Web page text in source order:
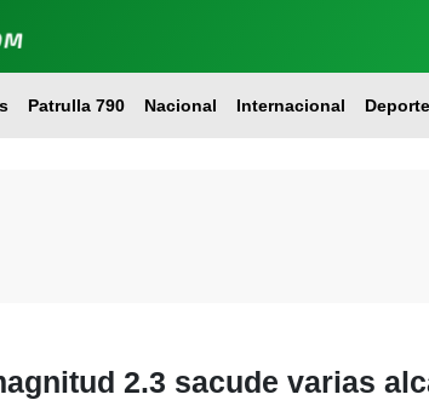
Patrulla 790 Nacional Internacional
2.3 sacude varias